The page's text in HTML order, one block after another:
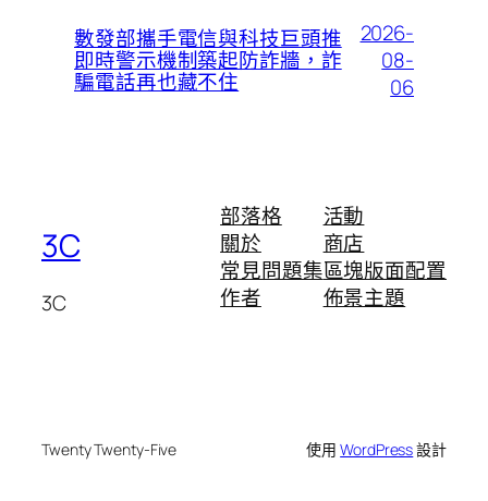
數發部攜手電信與科技巨頭推
即時警示機制築起防詐牆，詐
騙電話再也藏不住
2026-
08-
06
3C
3C
部落格
關於
常見問題集
作者
活動
商店
區塊版面配置
佈景主題
Twenty Twenty-Five 使用WordPress設計